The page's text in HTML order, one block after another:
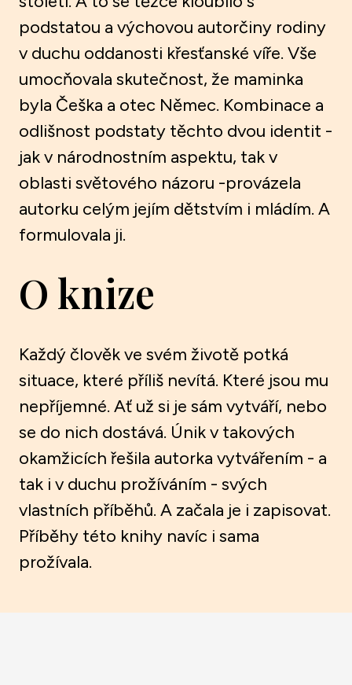
podstatou a výchovou autorčiny rodiny
v duchu oddanosti křesťanské víře. Vše
umocňovala skutečnost, že maminka
byla Češka a otec Němec. Kombinace a
odlišnost podstaty těchto dvou identit -
jak v národnostním aspektu, tak v
oblasti světového názoru -provázela
autorku celým jejím dětstvím i mládím. A
formulovala ji.
O knize
Každý člověk ve svém životě potká
situace, které příliš nevítá. Které jsou mu
nepříjemné. Ať už si je sám vytváří, nebo
se do nich dostává. Únik v takových
okamžicích řešila autorka vytvářením - a
tak i v duchu prožíváním - svých
vlastních příběhů. A začala je i zapisovat.
Příběhy této knihy navíc i sama
prožívala.